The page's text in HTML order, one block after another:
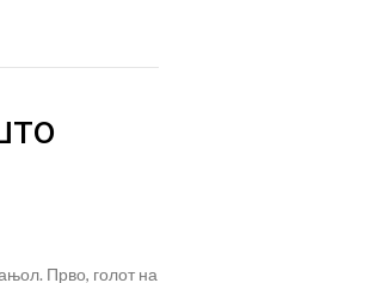
Прво, голот на